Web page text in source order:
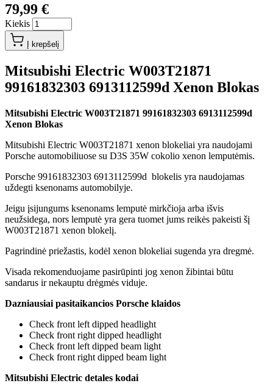
79,99 €
Kiekis
Į krepšelį
Mitsubishi Electric W003T21871
99161832303 6913112599d Xenon Blokas
Mitsubishi Electric W003T21871 99161832303 6913112599d
Xenon Blokas
Mitsubishi Electric W003T21871 xenon blokeliai yra naudojami
Porsche automobiliuose su D3S 35W cokolio xenon lemputėmis.
Porsche 99161832303 6913112599d blokelis yra naudojamas
uždegti ksenonams automobilyje.
Jeigu įsijungums ksenonams lemputė mirkčioja arba išvis
neužsidega, nors lemputė yra gera tuomet jums reikės pakeisti šį
W003T21871 xenon blokelį.
Pagrindinė priežastis, kodėl xenon blokeliai sugenda yra dregmė.
Visada rekomenduojame pasirūpinti jog xenon žibintai būtu
sandarus ir nekauptu drėgmės viduje.
Dazniausiai pasitaikancios Porsche klaidos
Check front left dipped headlight
Check front right dipped headlight
Check front left dipped beam light
Check front right dipped beam light
Mitsubishi Electric detales kodai